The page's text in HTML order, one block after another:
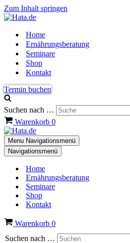
Zum Inhalt springen
Home
Ernährungsberatung
Seminare
Shop
Kontakt
Termin buchen
Suchen nach …
Warenkorb 0
Menu Navigationsmenü
Navigationsmenü
Home
Ernährungsberatung
Seminare
Shop
Kontakt
Warenkorb 0
Suchen nach …